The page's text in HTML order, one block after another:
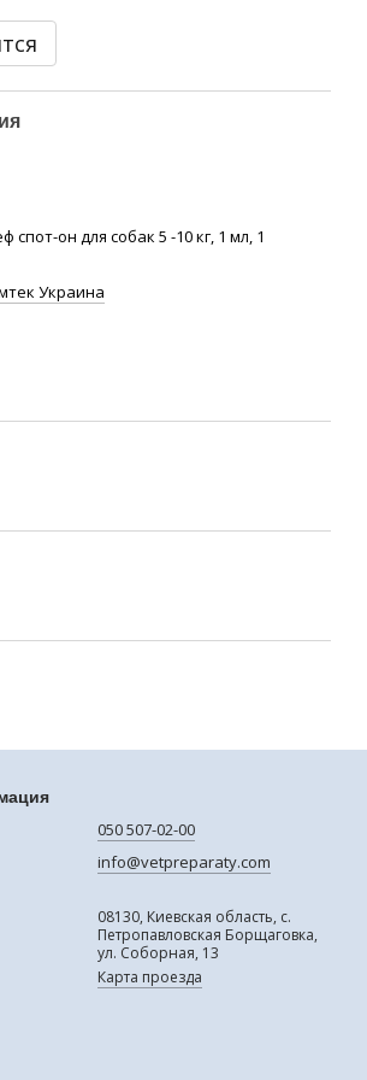
спот-он для собак 5 -10 кг, 1 мл, 1
Украина
050 507-02-00
info@vetpreparaty.com
08130, Киевская область, с.
Петропавловская Борщаговка,
ул. Соборная, 13
Карта проезда